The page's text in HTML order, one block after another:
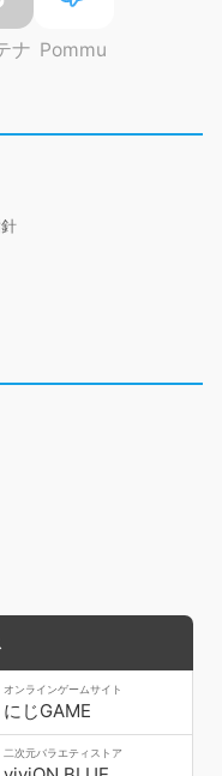
ナ Pommu
オンラインゲームサイト
にじGAME
二次元バラエティストア